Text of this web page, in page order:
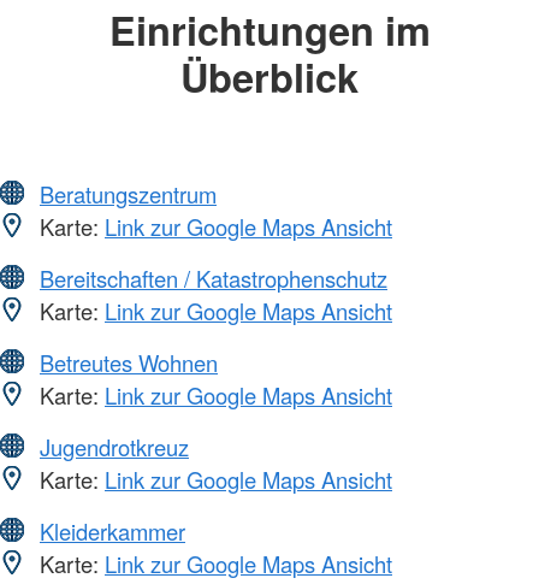
Einrichtungen im
Überblick
Beratungszentrum
Karte: Link zur Google Maps Ansicht
Bereitschaften / Katastrophenschutz
Karte: Link zur Google Maps Ansicht
Betreutes Wohnen
Karte: Link zur Google Maps Ansicht
Jugendrotkreuz
Karte: Link zur Google Maps Ansicht
Kleiderkammer
Karte: Link zur Google Maps Ansicht